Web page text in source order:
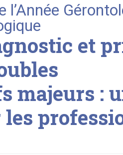
l’Année
et
majeurs :